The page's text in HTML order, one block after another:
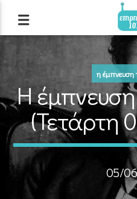
η έμπνευση
Η
(Τετάρτη
05/